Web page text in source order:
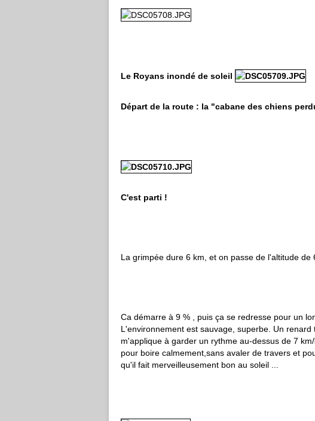
Le Royans inondé de soleil
Départ de la route : la "cabane des chiens
C'est parti !
La grimpée dure 6 km, et on passe de l'altitude de
Ca démarre à 9 % , puis ça se redresse pour un
L'environnement est sauvage, superbe. Un
m'applique à garder un rythme au-dessus de 7
pour boire calmement,sans avaler de travers et
qu'il fait merveilleusement bon au soleil ...